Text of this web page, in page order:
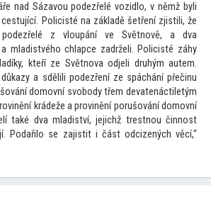
nad Sázavou podezřelé vozidlo, v němž byli
Policisté na základě šetření zjistili, že
z vloupání ve Světnově, a dva
mladistvého chlapce zadrželi. Policisté záhy
kteří ze Světnova odjeli druhým autem.
a sdělili podezření ze spáchání přečinu
domovní svobody třem devatenáctiletým
krádeže a provinění porušování domovní
také dva mladiství, jejichž trestnou činnost
Podařilo se zajistit i část odcizených věcí,“